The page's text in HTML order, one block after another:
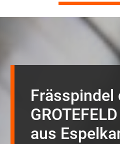
Frässpindel
aus